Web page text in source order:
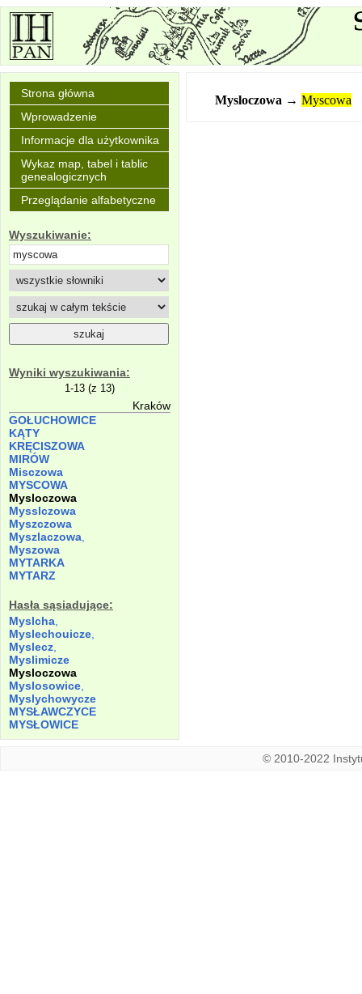
Strona główna
Wprowadzenie
Informacje dla użytkownika
Wykaz map, tabel i tablic
genealogicznych
Przeglądanie alfabetyczne
Wyszukiwanie:
Wyniki wyszukiwania:
1-13 (z 13)
Kraków
GOŁUCHOWICE
KĄTY
KRĘCISZOWA
MIRÓW
Misczowa
MYSCOWA
Mysloczowa
Mysslczowa
Myszczowa
Myszlaczowa
Myszowa
MYTARKA
MYTARZ
Hasła sąsiadujące:
Myslcha,
Myslechouicze,
Myslecz,
Myslimicze
Mysloczowa
Myslosowice,
Myslychowycze
MYSŁAWCZYCE
MYSŁOWICE
Mysloczowa →Myscowa
© 2010-2022